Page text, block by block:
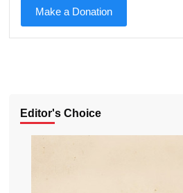
Make a Donation
Editor's Choice